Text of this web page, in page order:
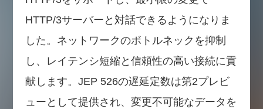
HTTP/3サーバーと対話できるようになりま
した。ネットワークのボトルネックを抑制
し、レイテンシ短縮と信頼性の高い接続に貢
献します。JEP 526の遅延定数は第2プレビ
ューとして提供され、変更不可能なデータを